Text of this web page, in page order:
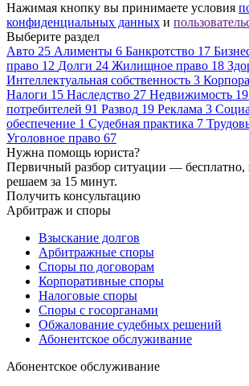
Нажимая кнопку вы принимаете условия
конфиденциальных данных и
Выберите раздел
Авто 25 Алименты 6 Банкротство 17
право 12 Долги 24 Жилищное право 18
Интеллектуальная собственность 3
Налоги 15 Наследство 27 Недвижимость 19
потребителей 91 Развод 19 Реклама 3
обеспечение 1 Судебная практика 7
Уголовное право 67
Нужна помощь юриста?
Первичный разбор ситуации — бесплатно,
решаем за 15 минут.
Получить консультацию
Арбитраж и споры
Взыскание долгов
Арбитражные споры
Споры по договорам
Корпоративные споры
Налоговые споры
Споры с госорганами
Обжалование судебных решений
Абонентское обслуживание
Абонентское обслуживание